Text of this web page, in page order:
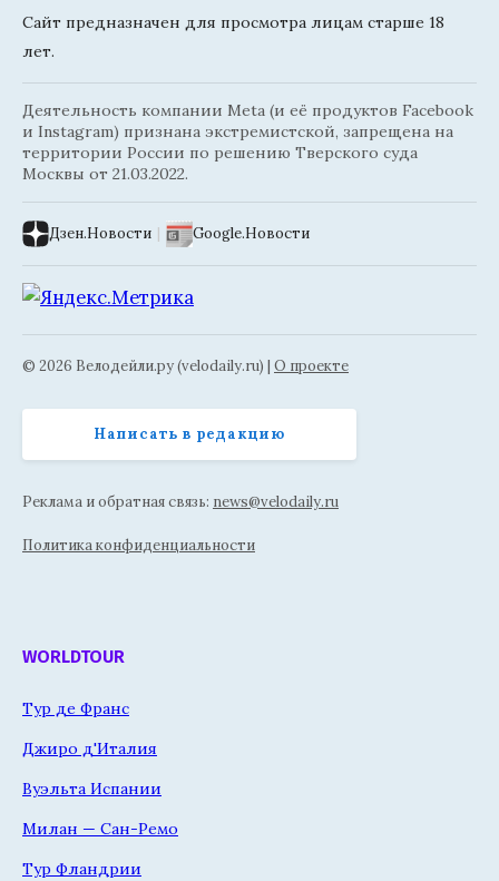
Сайт предназначен для просмотра лицам старше 18
лет.
Деятельность компании Meta (и её продуктов Facebook
и Instagram) признана экстремистской, запрещена на
территории России по решению Тверского суда
Москвы от 21.03.2022.
Дзен.Новости | Google.Новости
© 2026 Велодейли.ру (velodaily.ru) | О проекте
Написать в редакцию
Реклама и обратная связь: news@velodaily.ru
Политика конфиденциальности
WORLDTOUR
Тур де Франс
Джиро д'Италия
Вуэльта Испании
Милан — Сан-Ремо
Тур Фландрии